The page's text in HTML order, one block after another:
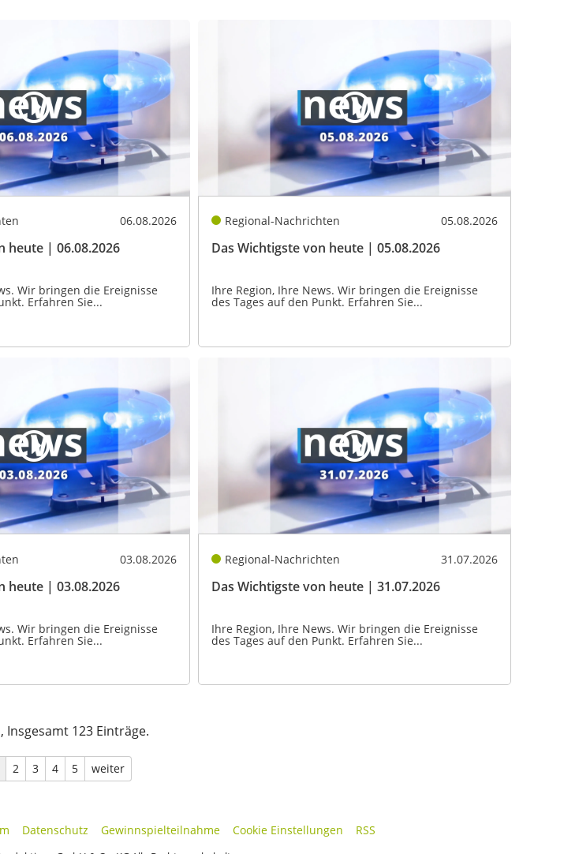
06.08.2026
heute | 06.08.2026
Wir bringen die Ereignisse
Erfahren Sie...
Regional-Nachrichten 05.08.2026
Das Wichtigste von heute | 05.08.2026
Ihre Region, Ihre News. Wir bringen die Ereignisse
des Tages auf den Punkt. Erfahren Sie...
03.08.2026
heute | 03.08.2026
Wir bringen die Ereignisse
Erfahren Sie...
Regional-Nachrichten 31.07.2026
Das Wichtigste von heute | 31.07.2026
Ihre Region, Ihre News. Wir bringen die Ereignisse
des Tages auf den Punkt. Erfahren Sie...
Insgesamt 123 Einträge.
2 3 4 5 weiter
Datenschutz Gewinnspielteilnahme Cookie Einstellungen RSS